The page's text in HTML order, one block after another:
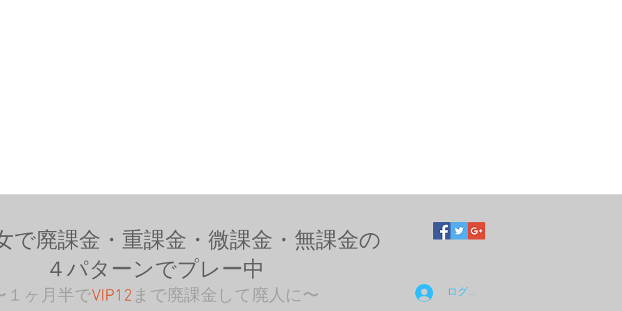
で廃課金・重課金・微課金・無課金の
４パターンでプレー中
１ヶ月半でVIP12 まで廃課金して廃人に〜 ログイン